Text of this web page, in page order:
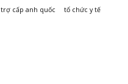
trợ cấp anh quốc tổ chức y tế